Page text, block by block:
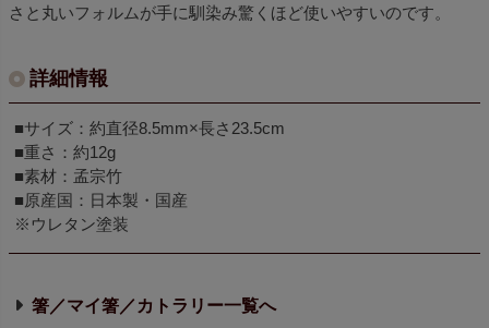
さと丸いフォルムが手に馴染み驚くほど使いやすいのです。
詳細情報
■サイズ：約直径8.5mm×長さ23.5cm
■重さ：約12g
■素材：孟宗竹
■原産国：日本製・国産
※ウレタン塗装
箸／マイ箸／カトラリー